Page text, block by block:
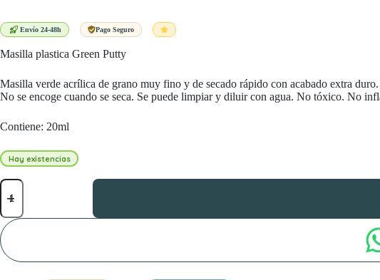
era:
es:
Envío 24-48h Pago Seguro
Masilla plastica Green Putty
Masilla verde acrílica de grano muy fino y de secado rápido con acabado extra
No se encoge cuando se seca. Se puede limpiar y diluir con agua. No tóxico. No
Contiene: 20ml
Hay existencias
Masilla
plastica
Putty
cantidad